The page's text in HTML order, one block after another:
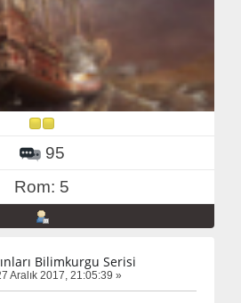
95
Rom: 5
Bilimkurgu Serisi
Aralık 2017, 21:05:39 »